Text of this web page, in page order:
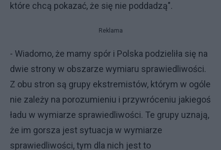
które chcą pokazać, że się nie poddadzą".
Reklama
- Wiadomo, że mamy spór i Polska podzieliła się na
dwie strony w obszarze wymiaru sprawiedliwości.
Z obu stron są grupy ekstremistów, którym w ogóle
nie zależy na porozumieniu i przywróceniu jakiegoś
ładu w wymiarze sprawiedliwości. Te grupy uznają,
że im gorsza jest sytuacja w wymiarze
sprawiedliwości, tym dla nich jest to